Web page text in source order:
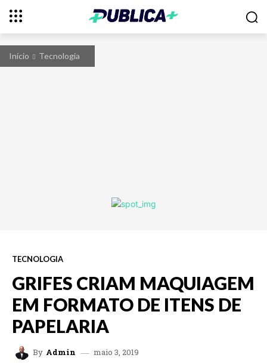
Início Tecnologia
TECNOLOGIA
GRIFES CRIAM MAQUIAGEM
EM FORMATO DE ITENS DE
PAPELARIA
By Admin maio 3, 2019